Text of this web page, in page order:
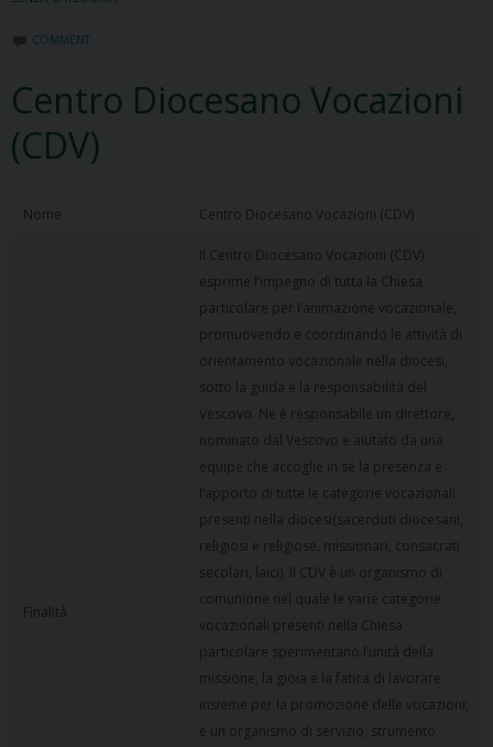
COMMENT
Centro Diocesano Vocazioni
(CDV)
Nome Centro Diocesano Vocazioni (CDV)
Finalità
Il Centro Diocesano Vocazioni (CDV)
esprime l’impegno di tutta la Chiesa
particolare per l’animazione vocazionale,
promuovendo e coordinando le attività di
orientamento vocazionale nella diocesi,
sotto la guida e la responsabilità del
Vescovo. Ne è responsabile un direttore,
nominato dal Vescovo e aiutato da una
equipe che accoglie in sé la presenza e
l’apporto di tutte le categorie vocazionali
presenti nella diocesi(sacerdoti diocesani,
religiosi e religiose, missionari, consacrati
secolari, laici). Il CDV è un organismo di
comunione nel quale le varie categorie
vocazionali presenti nella Chiesa
particolare sperimentano l’unità della
missione, la gioia e la fatica di lavorare
insieme per la promozione delle vocazioni;
è un organismo di servizio, strumento